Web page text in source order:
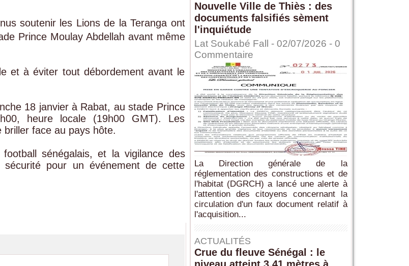
soutenir les Lions de la Teranga ont
Prince Moulay Abdellah avant même
et à éviter tout débordement avant le
18 janvier à Rabat, au stade Prince
heure locale (19h00 GMT). Les
face au pays hôte.
sénégalais, et la vigilance des
sécurité pour un événement de cette
Nouvelle Ville de Thiès : des
documents falsifiés sèment
l'inquiétude
Lat Soukabé Fall - 02/07/2026 - 0
Commentaire
La Direction générale de la
réglementation des constructions et de
l'habitat (DGRCH) a lancé une alerte à
l'attention des citoyens concernant la
circulation d'un faux document relatif à
l'acquisition...
ACTUALITÉS
Crue du fleuve Sénégal : le